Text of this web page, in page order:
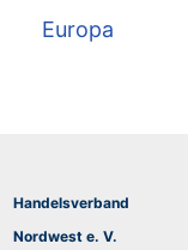
Europa
Handelsverband
Nordwest e. V.